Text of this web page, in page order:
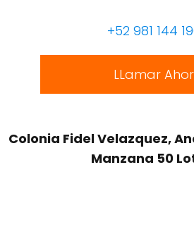
+52 981 144
LLamar
Colonia Fidel Velazquez,
Manzana 50